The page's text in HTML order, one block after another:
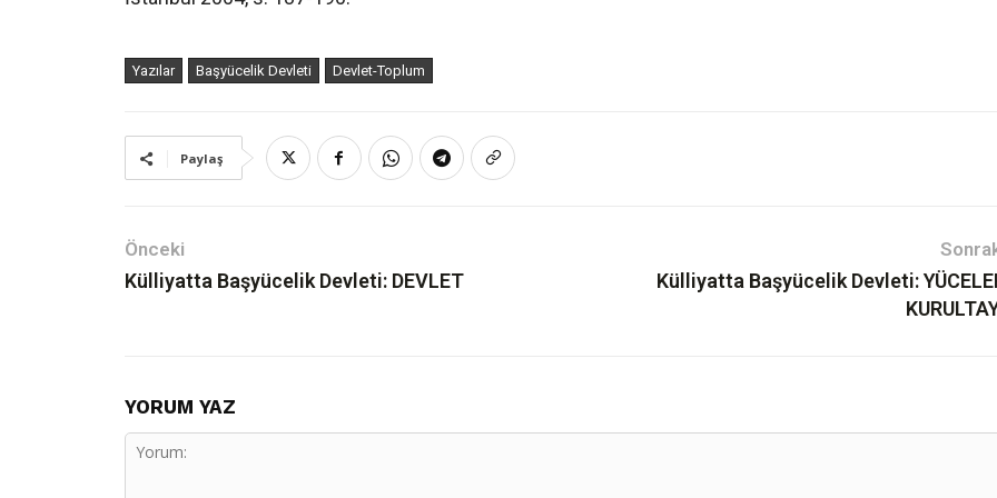
Yazılar Başyücelik Devleti Devlet-Toplum
Paylaş
Önceki
Külliyatta Başyücelik Devleti: DEVLET
Külliyatta Başyücelik Devleti:
YORUM YAZ